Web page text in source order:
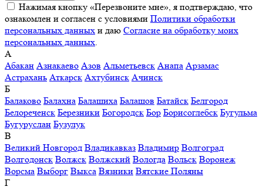
Нажимая кнопку «Перезвоните мне», я подтверждаю, что
ознакомлен и согласен с условиями Политики обработки
персональных данных и даю Согласие на обработку моих
персональных данных
А
Абакан Азнакаево Азов Альметьевск Анапа Арзамас
Астрахань Аткарск Ахтубинск Ачинск
Б
Балаково Балахна Балашиха Балашов Батайск Белгород
Белореченск Березники Богородск Бор Борисоглебск Бугульма
Бугуруслан Бузулук
В
Великий Новгород Владикавказ Владимир Волгоград
Волгодонск Волжск Волжский Вологда Вольск Воронеж
Ворсма Выборг Выкса Вязники Вятские Поляны
Г